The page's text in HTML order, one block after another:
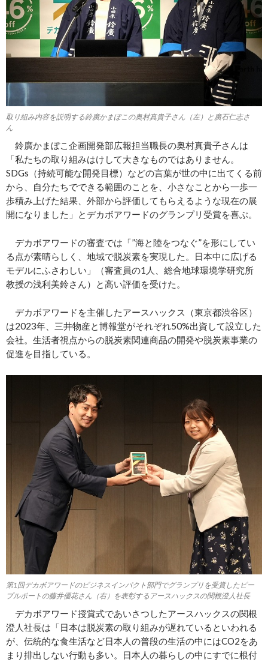
取り組み内容を説明する鈴廣かまぼこの奥村真貴子さん（左）と廣石仁志さ
ん
鈴廣かまぼこ企画開発部広報担当職長の奥村真貴子さんは
「私たちの取り組みはけして大きなものではありません。
SDGs（持続可能な開発目標）などの言葉が世の中に出てくる前
から、自分たちでできる範囲のことを、小さなことから一歩一
歩積み上げた結果、外部から評価してもらえるような現在の展
開になりました」とデカボアワードのグランプリ受賞を喜ぶ。
デカボアワードの審査では「”海と陸をつなぐ”を形にしてい
る点が素晴らしく、地域で脱炭素を実現した。日本中に広げる
モデルにふさわしい」（審査員の1人、総合地球環境学研究所
教授の浅利美鈴さん）と高い評価を受けた。
デカボアワードを主催したアースハックス（東京都渋谷区）
は2023年、三井物産と博報堂がそれぞれ50%出資して設立した
会社。生活者視点からの脱炭素関連商品の開発や脱炭素事業の
促進を目指している。
第1回デカボアワードのビジネスインパクト部門でグランプリを受賞したピー
プルポートの藤井優花さん（右）を表彰するアースハックスの関根澄人社長
デカボアワード授賞式であいさつしたアースハックスの関根
澄人社長は「日本は脱炭素の取り組みが遅れているといわれる
が、伝統的な食生活など日本人の普段の生活の中にはCO2をあ
まり排出しない行動も多い。日本人の暮らしの中にすでに根付